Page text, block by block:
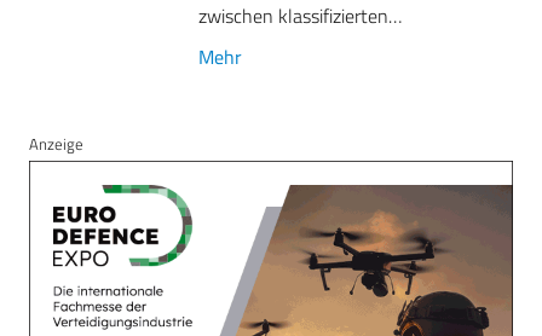
zwischen klassifizierten…
Mehr
Anzeige